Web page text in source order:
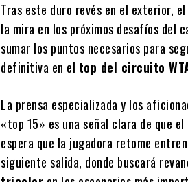
Tras este duro revés en el exterior,
la mira en los próximos desafíos del
sumar los puntos necesarios para
definitiva en el top del circuito
La prensa especializada y los
«top 15» es una señal clara de que
espera que la jugadora retome
siguiente salida, donde buscará